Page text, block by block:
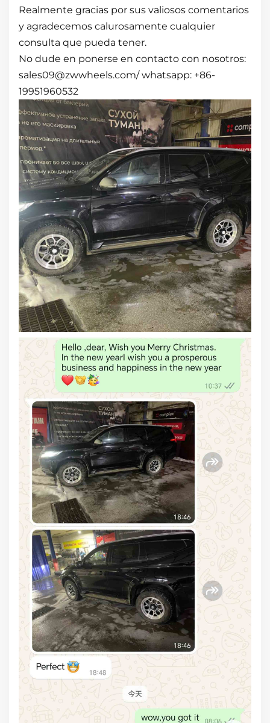
Realmente gracias por sus valiosos comentarios
y agradecemos calurosamente cualquier
consulta que pueda tener.
No dude en ponerse en contacto con nosotros:
sales09@zwwheels.com/ whatsapp: +86-
19951960532